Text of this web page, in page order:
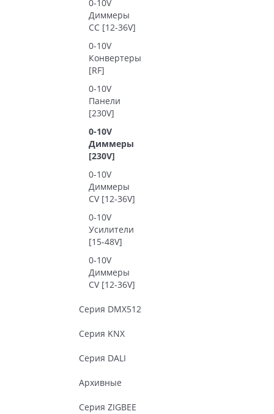
0-10V
Диммеры
CC [12-36V]
0-10V
Конвертеры
[RF]
0-10V
Панели
[230V]
0-10V
Диммеры
[230V]
0-10V
Диммеры
CV [12-36V]
0-10V
Усилители
[15-48V]
0-10V
Диммеры
CV [12-36V]
Серия DMX512
Серия KNX
Серия DALI
Архивные
Серия ZIGBEE